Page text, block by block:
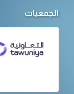
الجمعيات